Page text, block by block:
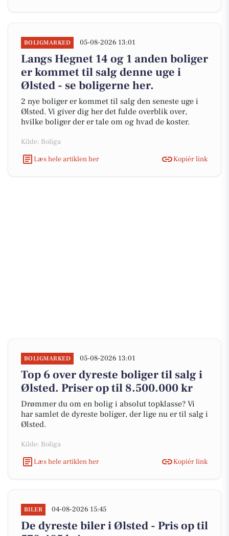
BOLIGMARKED 05-08-2026 13:01
Langs Hegnet 14 og 1 anden boliger
er kommet til salg denne uge i
Ølsted - se boligerne her.
2 nye boliger er kommet til salg den seneste uge i
Ølsted. Vi giver dig her det fulde overblik over,
hvilke boliger der er tale om og hvad de koster.
Kilde: Boliga
Læs hele artiklen her
Kopiér link
BOLIGMARKED 05-08-2026 13:01
Top 6 over dyreste boliger til salg i
Ølsted. Priser op til 8.500.000 kr
Drømmer du om en bolig i absolut topklasse? Vi
har samlet de dyreste boliger, der lige nu er til salg i
Ølsted.
Kilde: Boliga
Læs hele artiklen her
Kopiér link
BILER 04-08-2026 15:45
De dyreste biler i Ølsted - Pris op til